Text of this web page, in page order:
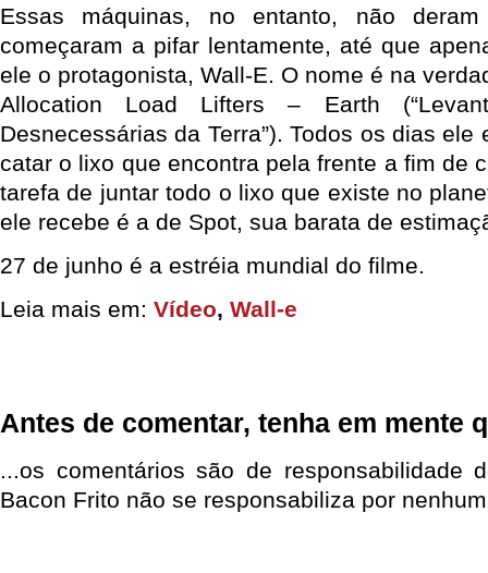
Essas máquinas, no entanto, não
começaram a pifar lentamente, até que
ele o protagonista, Wall-E. O nome é na
Allocation Load Lifters – Earth
Desnecessárias da Terra”). Todos os dias
catar o lixo que encontra pela frente a fim de
tarefa de juntar todo o lixo que existe no
ele recebe é a de Spot, sua barata de
27 de junho é a estréia mundial do filme.
Leia mais em: Vídeo, Wall-e
Antes de comentar, tenha em mente
...os comentários são de responsabilidade
Bacon Frito não se responsabiliza por